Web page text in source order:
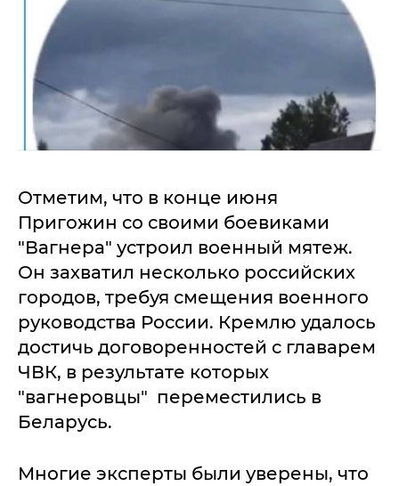
Отметим, что в конце июня
Пригожин со своими боевиками
"Вагнера" устроил военный мятеж.
Он захватил несколько российских
городов, требуя смещения военного
руководства России. Кремлю удалось
достичь договоренностей с главарем
ЧВК, в результате которых
"вагнеровцы" переместились в
Беларусь.
Многие эксперты были уверены, что